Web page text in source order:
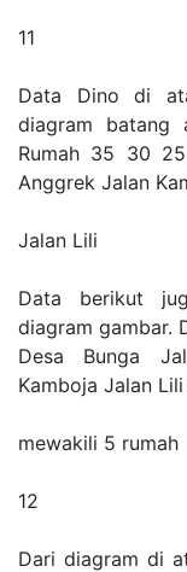
11
Data Dino di
diagram batang
Rumah 35 30
Anggrek Jalan
Jalan Lili
Data berikut
diagram gambar.
Desa Bunga
Kamboja Jalan
mewakili 5 rumah
12
Dari diagram di